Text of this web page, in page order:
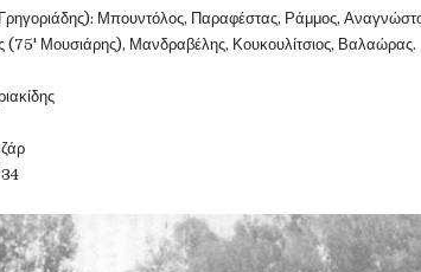
Μπουντόλος, Παραφέστας, Ράμμος,
(75' Μουσιάρης), Μανδραβέλης, Κουκουλίτσιος, Βαλαώρας.